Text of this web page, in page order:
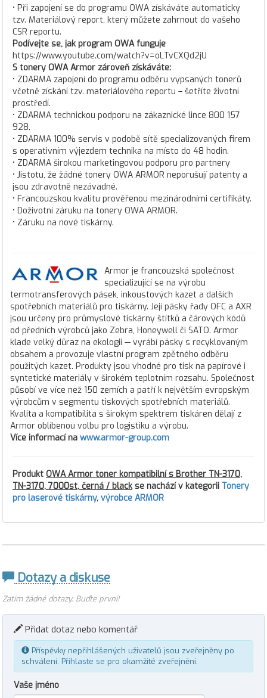
• Při zapojení se do programu OWA získáváte automaticky
tzv. Materiálový report, který můžete zahrnout do vašeho
CSR reportu.
Podívejte se, jak program OWA funguje
https://www.youtube.com/watch?v=oLTvCXQd2jU
S tonery OWA Armor zároveň získáváte:
• ZDARMA zapojení do programu odběru vypsaných tonerů
včetně získání tzv. materiálového reportu – šetříte životní
prostředí.
• ZDARMA technickou podporu na zákaznické lince 800 157
928.
• ZDARMA 100% servis v podobě sítě specializovaných firem
s operativním výjezdem technika na místo do 48 hodin.
• ZDARMA širokou marketingovou podporu pro partnery
• Jistotu, že žádné tonery OWA ARMOR neporušují patenty a
jsou zdravotně nezávadné.
• Francouzskou kvalitu prověřenou mezinárodními certifikáty.
• Doživotní záruku na tonery OWA ARMOR.
• Záruku na nové tiskárny.
Armor je francouzská společnost
specializující se na výrobu
termotransferových pásek, inkoustových kazet a dalších
spotřebních materiálů pro tiskárny. Její pásky řady OFC a AXR
jsou určeny pro průmyslové tiskárny štítků a čárových kódů
od předních výrobců jako Zebra, Honeywell či SATO. Armor
klade velký důraz na ekologii — vyrábí pásky s recyklovaným
obsahem a provozuje vlastní program zpětného odběru
použitých kazet. Produkty jsou vhodné pro tisk na papírové i
syntetické materiály v širokém teplotním rozsahu. Společnost
působí ve více než 150 zemích a patří k největším evropským
výrobcům v segmentu tiskových spotřebních materiálů.
Kvalita a kompatibilita s širokým spektrem tiskáren dělají z
Armor oblíbenou volbu pro logistiku a výrobu.
Více informací na www.armor-group.com
Produkt OWA Armor toner kompatibilní s Brother TN-3170,
TN-3170, 7000st, černá / blackse nachází v kategorii Tonery
pro laserové tiskárny, výrobce ARMOR
Dotazy a diskuse
Zatím žádné dotazy. Buďte první!
Přidat dotaz nebo komentář
Příspěvky nepřihlášených uživatelů jsou zveřejněny po
schválení. Přihlaste se pro okamžité zveřejnění.
Vaše jméno